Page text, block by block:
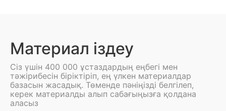
Материал іздеу
Сіз үшін 400 000 ұстаздардың еңбегі мен
тәжірибесін біріктіріп, ең үлкен материалдар
базасын жасадық. Төменде пәніңізді белгілеп,
керек материалды алып сабағыңызға қолдана
аласыз